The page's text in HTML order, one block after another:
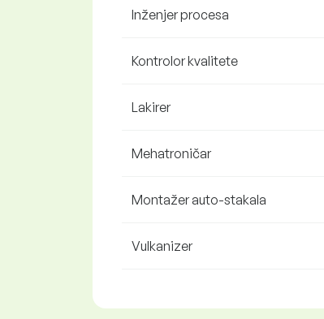
Inženjer procesa
Kontrolor kvalitete
Lakirer
Mehatroničar
Montažer auto-stakala
Vulkanizer